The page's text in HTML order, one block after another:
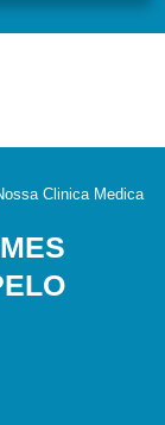
Clinica Medica